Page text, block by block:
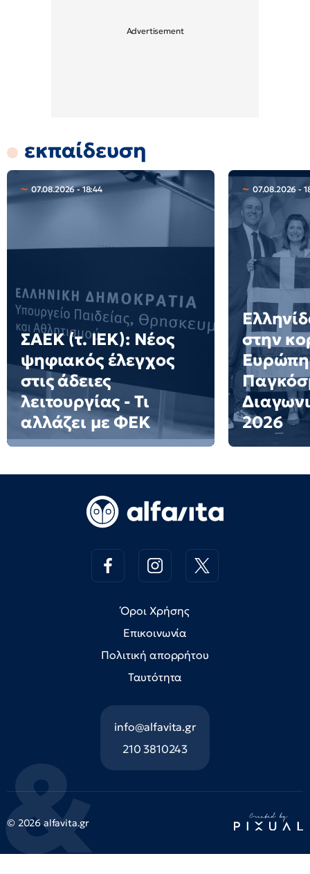
εκπαίδευση
07.08.2026 - 18:44
ΣΑΕΚ (τ. ΙΕΚ): Νέος
ψηφιακός έλεγχος
στις άδειες
λειτουργίας - Τι
αλλάζει με ΦΕΚ
07.08.2026 -
στην
2026
Όροι Χρήσης
Επικοινωνία
Πολιτική απορρήτου
Ταυτότητα
info@alfavita.gr
210 3810243
© 2026 alfavita.gr